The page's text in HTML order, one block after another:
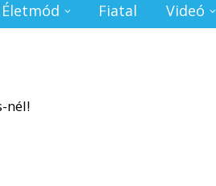
Életmód Fiatal Videó